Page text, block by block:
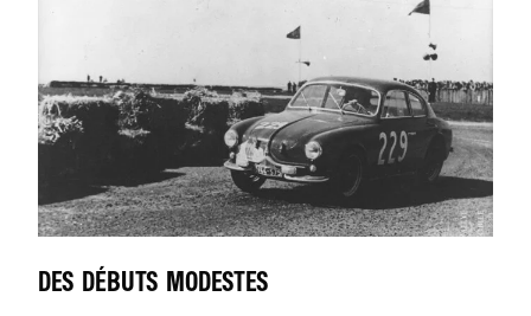
DES DÉBUTS MODESTES